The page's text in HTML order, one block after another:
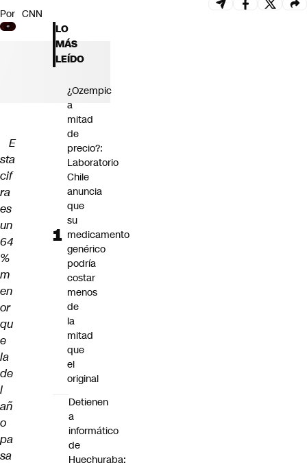
Por CNN
E
sta
cif
ra
es
un
64
%
m
en
or
qu
e
la
de
l
añ
o
pa
sa
LO
MÁS
LEÍDO
¿Ozempic
a
mitad
de
precio?:
Laboratorio
Chile
anuncia
que
su
medicamento
genérico
podría
costar
menos
de
la
mitad
que
el
original
Detienen
a
informático
de
Huechuraba: